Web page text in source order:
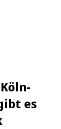
es